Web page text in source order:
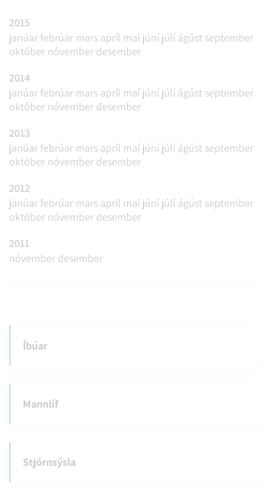
2015
janúar febrúar mars apríl maí júní júlí ágúst september
október nóvember desember
2014
janúar febrúar mars apríl maí júní júlí ágúst september
október nóvember desember
2013
janúar febrúar mars apríl maí júní júlí ágúst september
október nóvember desember
2012
janúar febrúar mars apríl maí júní júlí ágúst september
október nóvember desember
2011
nóvember desember
Íbúar
Mannlíf
Stjórnsýsla